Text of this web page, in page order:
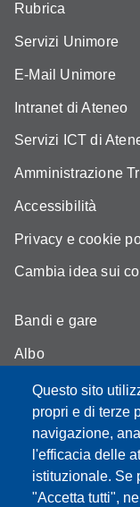
Questo sito
propri e di terze
navigazione,
l'efficacia delle
istituzionale. Se
"Accetta tutti",
Rubrica
Servizi Unimore
E-Mail Unimore
Intranet di Ateneo
Servizi ICT di
Amministrazione
Accessibilità
Privacy e cookie
Cambia idea sui
Bandi e gare
Albo
Moodle - didattica
Mappa del sito